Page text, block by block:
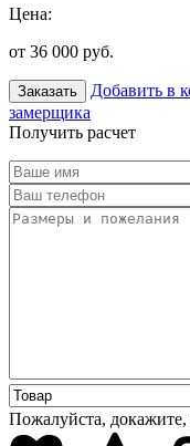
Цена:
от 36 000 руб.
Заказать Добавить в
замерщика
Получить расчет
Пожалуйста,